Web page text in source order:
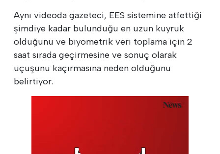
Aynı videoda gazeteci, EES sistemine atfettiği
şimdiye kadar bulunduğu en uzun kuyruk
olduğunu ve biyometrik veri toplama için 2
saat sırada geçirmesine ve sonuç olarak
uçuşunu kaçırmasına neden olduğunu
belirtiyor.